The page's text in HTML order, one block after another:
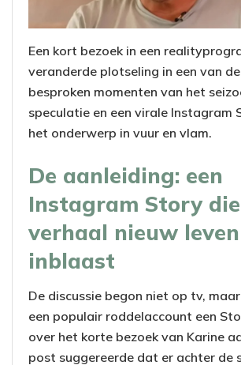
Een kort bezoek in een
veranderde plotseling in een van
besproken momenten van het
speculatie en een virale Instagram
het onderwerp in vuur en vlam.
De aanleiding: een
Instagram Story
verhaal nieuw leven
inblaast
De discussie begon niet op tv,
een populair roddelaccount een
over het korte bezoek van Karine
post suggereerde dat er achter de